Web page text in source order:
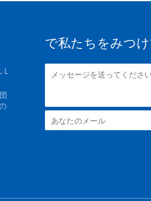
L
で私たちをみつ